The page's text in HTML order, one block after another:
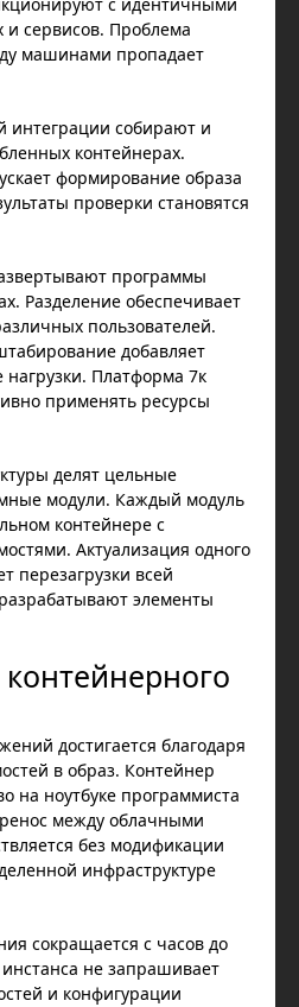
с идентичными
и сервисов. Проблема
машинами пропадает
интеграции собирают и
контейнерах.
формирование образа
проверки становятся
программы
Разделение обеспечивает
пользователей.
добавляет
Платформа 7к
применять ресурсы
делят цельные
модули. Каждый модуль
контейнере с
Актуализация одного
перезагрузки всей
элементы
контейнерного
достигается благодаря
в образ. Контейнер
на ноутбуке программиста
между облачными
без модификации
инфраструктуре
сокращается с часов до
инстанса не запрашивает
и конфигурации